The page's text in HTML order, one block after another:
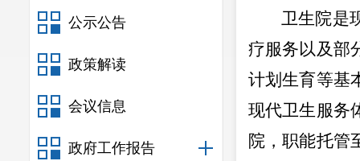
公示公告
政策解读
会议信息
政府工作报告
卫生院是
疗服务以及部
计划生育等基
现代卫生服务
院，职能托管